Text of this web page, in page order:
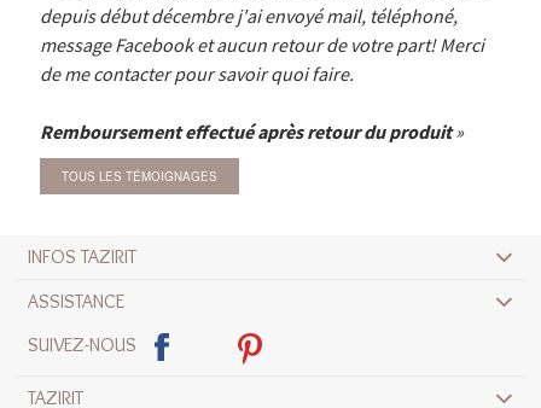
depuis début décembre j'ai envoyé mail, téléphoné,
message Facebook et aucun retour de votre part! Merci
de me contacter pour savoir quoi faire.
Remboursement effectué après retour du produit
TOUS LES TÉMOIGNAGES
INFOS TAZIRIT
ASSISTANCE
SUIVEZ-NOUS
TAZIRIT